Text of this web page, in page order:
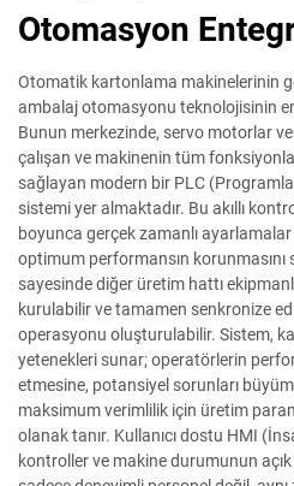
Otomasyon
Otomatik kartonlama makinelerinin
ambalaj otomasyonu teknolojisinin
Bunun merkezinde, servo motorlar
çalışan ve makinenin tüm
sağlayan modern bir PLC
sistemi yer almaktadır. Bu akıllı
boyunca gerçek zamanlı
optimum performansın
sayesinde diğer üretim hattı
kurulabilir ve tamamen senkronize
operasyonu oluşturulabilir. Sistem,
yetenekleri sunar; operatörlerin
etmesine, potansiyel sorunları
maksimum verimlilik için üretim
olanak tanır. Kullanıcı dostu HMI
kontroller ve makine durumunun